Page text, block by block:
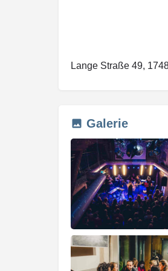
Lange Straße 49,
Galerie